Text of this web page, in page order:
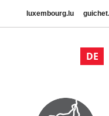
luxembourg.lu
DE